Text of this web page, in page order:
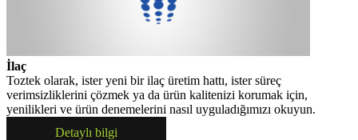
İlaç
Toztek olarak, ister yeni bir ilaç üretim hattı, ister süreç
verimsizliklerini çözmek ya da ürün kalitenizi korumak için,
yenilikleri ve ürün denemelerini nasıl uyguladığımızı okuyun.
Detaylı bilgi